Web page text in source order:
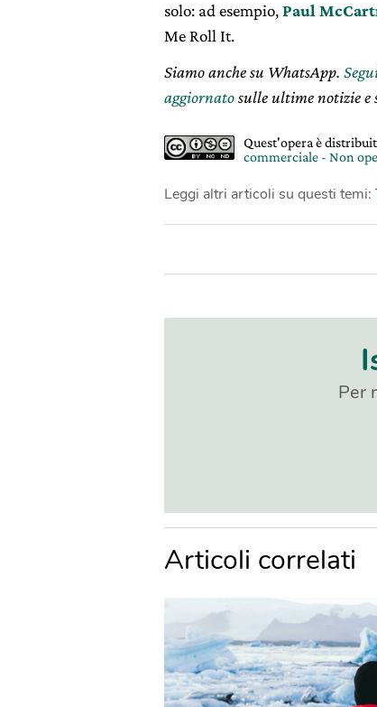
solo: ad esempio,Paul
Me Roll It.
Siamo anche su WhatsApp.
aggiornatosulle ultime notizie
Quest'opera è
commerciale - Non
Leggi altri articoli su questi temi:
Per
Articoli correlati